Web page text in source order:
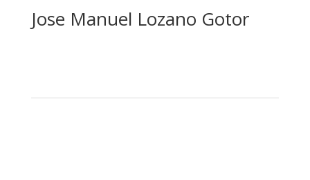
Jose Manuel Lozano Gotor